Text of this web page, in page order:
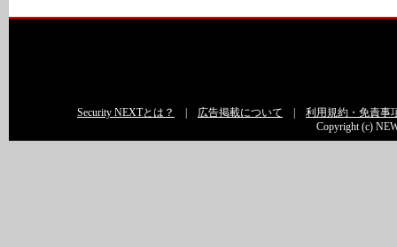
Security NEXTとは？ 広告掲載について
利用規約・免責事
Copyright (c)